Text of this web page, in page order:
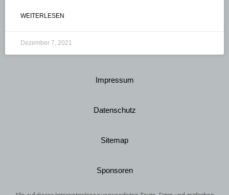
WEITERLESEN
Dezember 7, 2021
Impressum
Datenschutz
Sitemap
Sponsoren